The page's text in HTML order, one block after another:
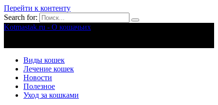
Перейти к контенту
Search for:
Kotmastak.ru - О кошачьих
Виды кошек
Лечение кошек
Новости
Полезное
Уход за кошками